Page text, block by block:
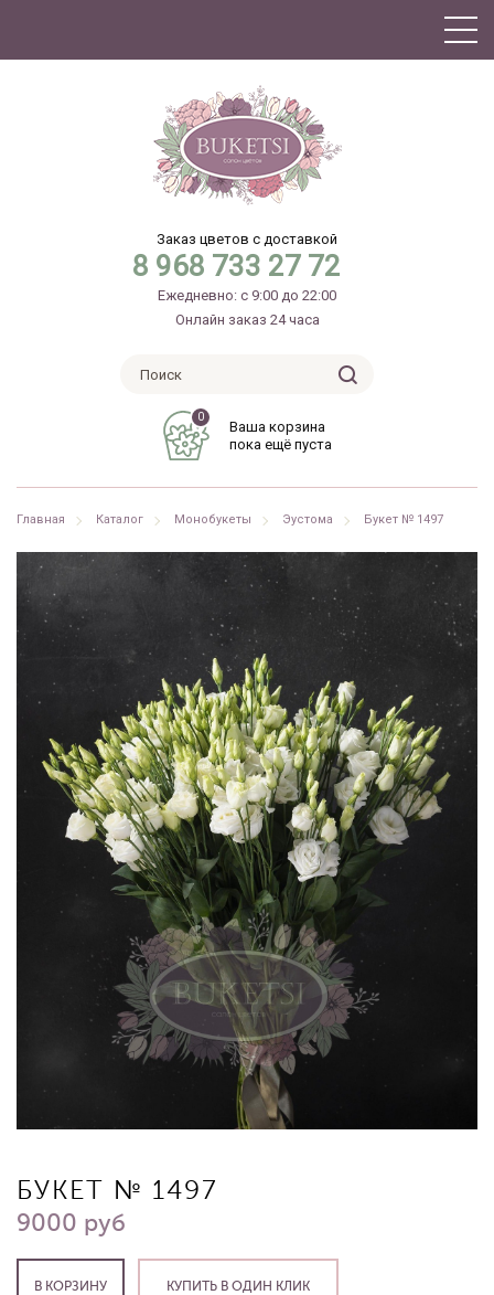
Заказ цветов с доставкой
8 968 733 27 72
Ежедневно: с 9:00 до 22:00
Онлайн заказ 24 часа
0
Ваша корзина
пока ещё пуста
Главная Каталог Монобукеты Эустома Букет № 1497
БУКЕТ № 1497
9000 руб
КУПИТЬ В ОДИН КЛИК